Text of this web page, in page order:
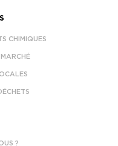
CHIMIQUES
?